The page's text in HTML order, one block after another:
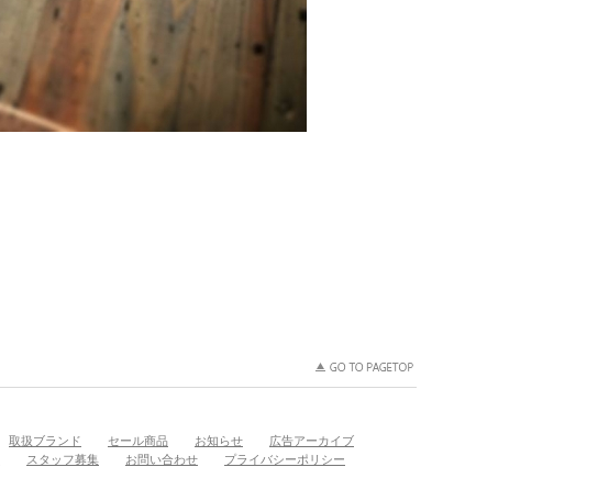
取扱ブランド セール商品 お知らせ
広告アーカイブ
スタッフ募集 お問い合わせ
プライバシーポリシー